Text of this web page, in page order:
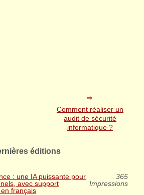
Comment réaliser un
audit de sécurité
informatique ?
éditions
: une IA puissante pour
avec support
français
365
Impressions